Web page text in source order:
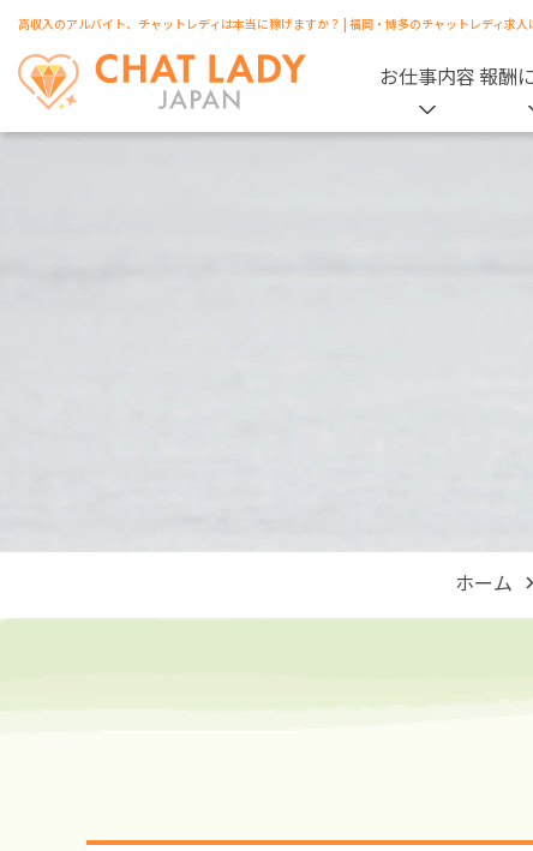
高収入のアルバイト、チャットレディは本当に稼げますか？ | 福岡・博多のチャットレディ求人
お仕事内容 報酬
ホーム